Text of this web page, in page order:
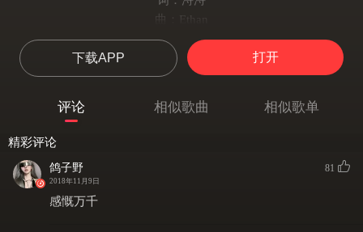
曲：Ethan
编曲：王柏鸿
混音：龙太Hikari
策划：李苟澹
落日霞 野风萧飒
下载APP 打开
评论 相似歌曲 相似歌单
精彩评论
鸽子野
2018年11月9日
81
感慨万千